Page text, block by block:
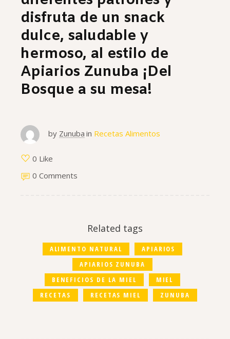
disfruta de un snack
dulce, saludable y
hermoso, al estilo de
Apiarios Zunuba ¡Del
Bosque a su mesa!
by Zunuba in Recetas Alimentos
0 Like
0 Comments
Related tags
ALIMENTO NATURAL
APIARIOS
APIARIOS ZUNUBA
BENEFICIOS DE LA MIEL
MIEL
RECETAS
RECETAS MIEL ZUNUBA